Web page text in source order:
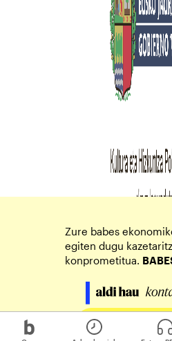
Zure babes
egiten dugu
konprometitua.
Egin zure